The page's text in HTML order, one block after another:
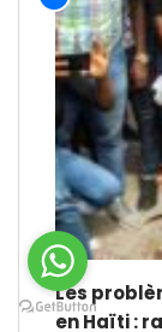
Les
en Haïti :